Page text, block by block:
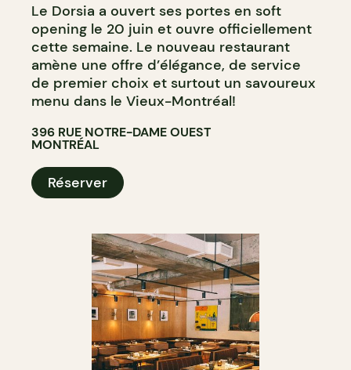
Le Dorsia a ouvert ses portes en soft
opening le 20 juin et ouvre officiellement
cette semaine. Le nouveau restaurant
amène une offre d’élégance, de service
de premier choix et surtout un savoureux
menu dans le Vieux-Montréal!
396 RUE NOTRE-DAME OUEST
MONTRÉAL
Réserver